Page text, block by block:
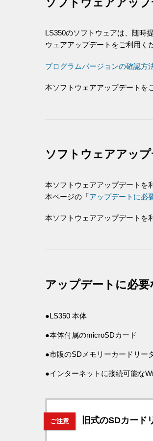
ソフトウェアアッ
LS350のソフトウェアは、随時
ウェアアップデートをご利用く
プログラムバージョンの確認方
本ソフトウェアアップデートを
ソフトウェアアッ
本ソフトウェアアップデートを
本ページの「アップデートに必
本ソフトウェアアップデートを
アップデートに必要
●LS350 本体
●本体付属のmicroSDカード
●市販のSDメモリーカードリー
●インターネットに接続可能な
ご注意 旧式のSDカード